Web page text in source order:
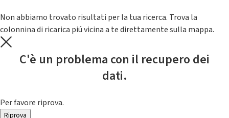
Non abbiamo trovato risultati per la tua ricerca. Trova la
colonnina di ricarica piú vicina a te direttamente sulla mappa.
C'è un problema con il recupero dei
dati.
Per favore riprova.
Riprova